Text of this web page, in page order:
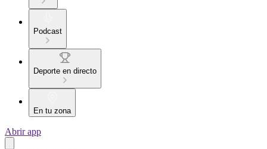
Podcast
Deporte en directo
En tu zona
Abrir app